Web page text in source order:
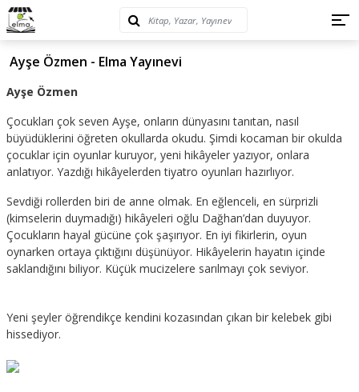
Ayşe Özmen - Elma Yayınevi
Ayşe Özmen
Çocukları çok seven Ayşe, onların dünyasını tanıtan, nasıl
büyüdüklerini öğreten okullarda okudu. Şimdi kocaman bir okulda
çocuklar için oyunlar kuruyor, yeni hikâyeler yazıyor, onlara
anlatıyor. Yazdığı hikâyelerden tiyatro oyunları hazırlıyor.
Sevdiği rollerden biri de anne olmak. En eğlenceli, en sürprizli
(kimselerin duymadığı) hikâyeleri oğlu Dağhan’dan duyuyor.
Çocukların hayal gücüne çok şaşırıyor. En iyi fikirlerin, oyun
oynarken ortaya çıktığını düşünüyor. Hikâyelerin hayatın içinde
saklandığını biliyor. Küçük mucizelere sarılmayı çok seviyor.
Yeni şeyler öğrendikçe kendini kozasından çıkan bir kelebek gibi
hissediyor.